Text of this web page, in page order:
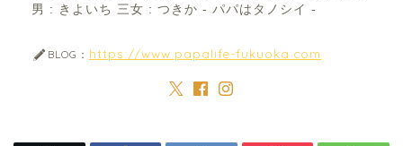
男 : きよいち 三女 : つきか - パパはタノシイ -
BLOG： https://www.papalife-fukuoka.com